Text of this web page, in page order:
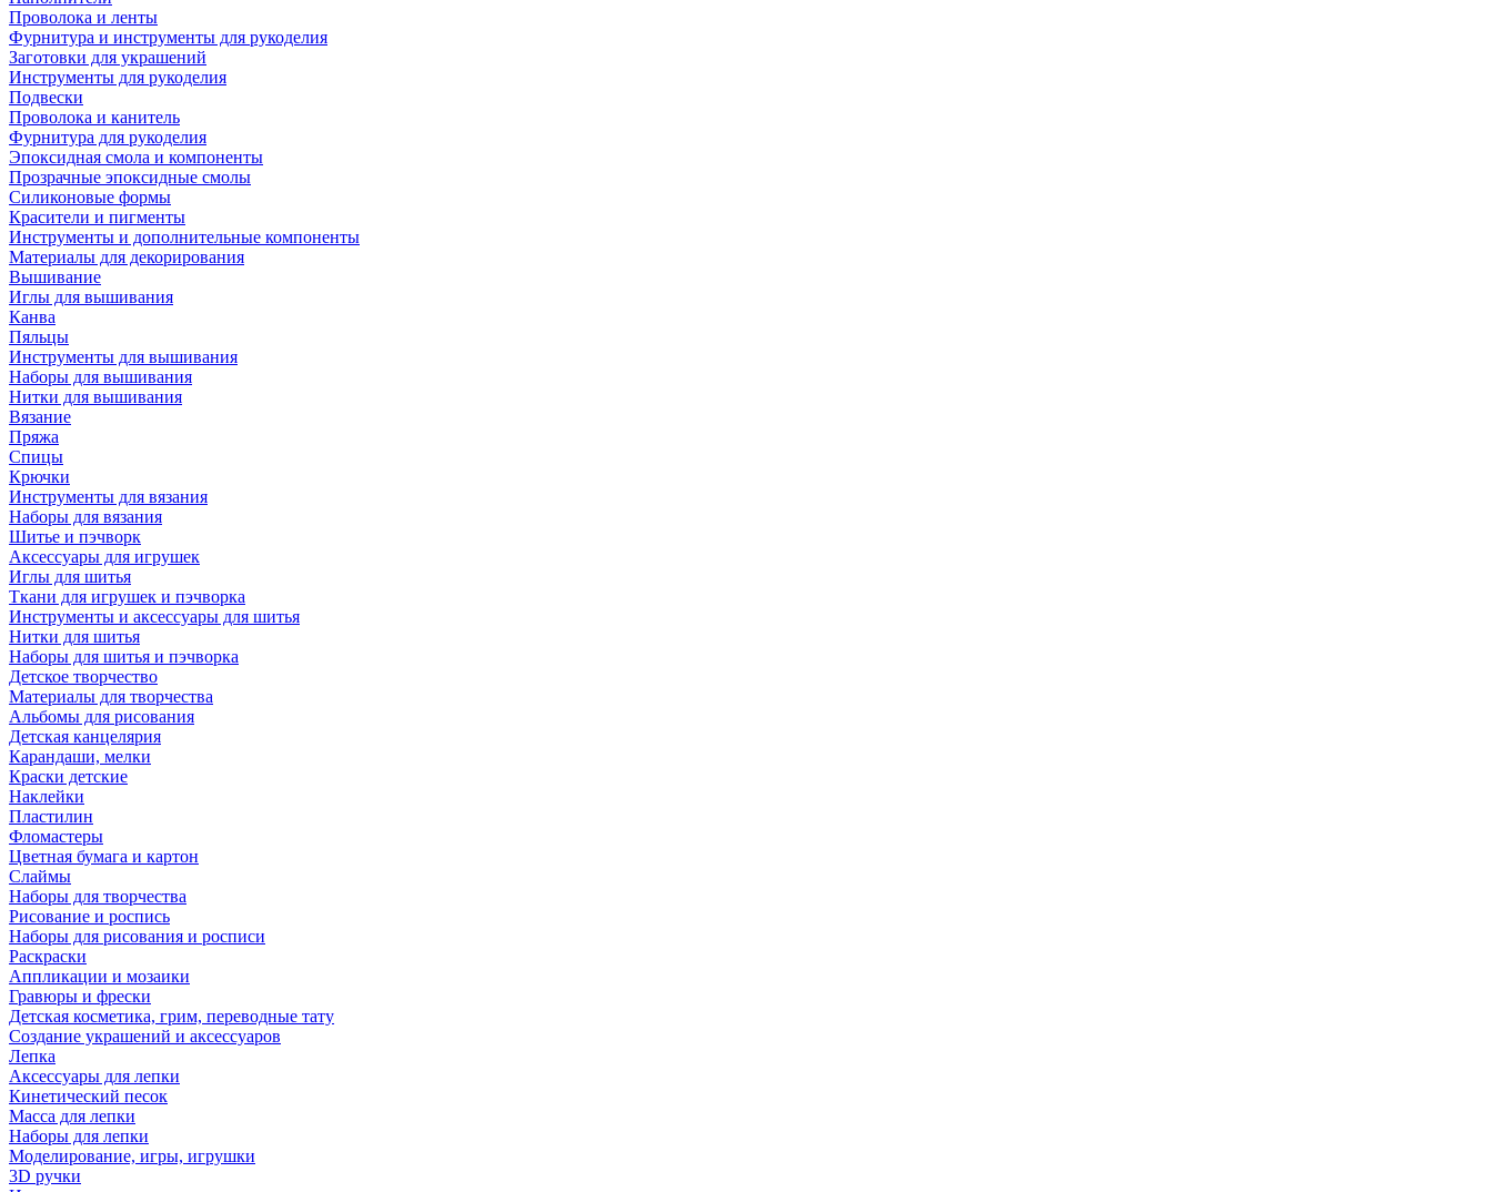
Проволока и ленты
Фурнитура и инструменты для рукоделия
Заготовки для украшений
Инструменты для рукоделия
Подвески
Проволока и канитель
Фурнитура для рукоделия
Эпоксидная смола и компоненты
Прозрачные эпоксидные смолы
Силиконовые формы
Красители и пигменты
Инструменты и дополнительные компоненты
Материалы для декорирования
Вышивание
Иглы для вышивания
Канва
Пяльцы
Инструменты для вышивания
Наборы для вышивания
Нитки для вышивания
Вязание
Пряжа
Спицы
Крючки
Инструменты для вязания
Наборы для вязания
Шитье и пэчворк
Аксессуары для игрушек
Иглы для шитья
Ткани для игрушек и пэчворка
Инструменты и аксессуары для шитья
Нитки для шитья
Наборы для шитья и пэчворка
Детское творчество
Материалы для творчества
Альбомы для рисования
Детская канцелярия
Карандаши, мелки
Краски детские
Наклейки
Пластилин
Фломастеры
Цветная бумага и картон
Слаймы
Наборы для творчества
Рисование и роспись
Наборы для рисования и росписи
Раскраски
Аппликации и мозаики
Гравюры и фрески
Детская косметика, грим, переводные тату
Создание украшений и аксессуаров
Лепка
Аксессуары для лепки
Кинетический песок
Масса для лепки
Наборы для лепки
Моделирование, игры, игрушки
3D ручки